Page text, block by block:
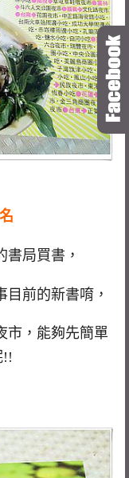
局買書，
前的新書唷，
市，能夠先簡單
!!